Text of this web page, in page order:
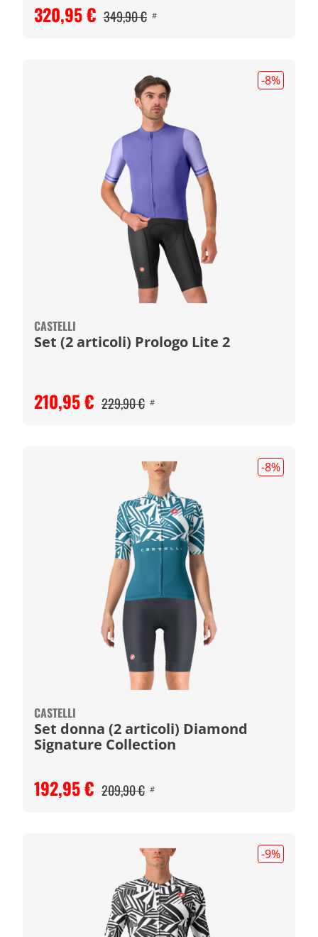
320,95 € 349,90 € #
-8%
CASTELLI
Set (2 articoli) Prologo Lite 2
210,95 € 229,90 € #
-8%
CASTELLI
Set donna (2 articoli) Diamond
Signature Collection
192,95 € 209,90 € #
-9%